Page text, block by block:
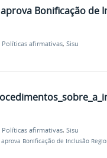
Bonificação de
Políticas afirmativas, Sisu
Políticas afirmativas, Sisu
Bonificação de Inclusão